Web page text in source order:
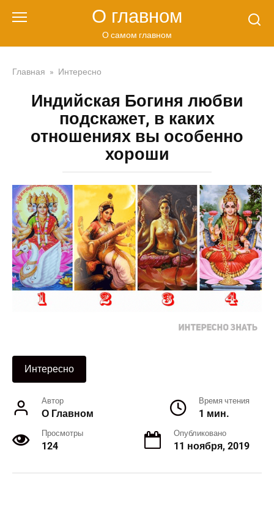
О главном
О самом главном
Главная » Интересно
Индийская Богиня любви
подскажет, в каких
отношениях вы особенно
хороши
Интересно
Автор
О Главном
Время чтения
1 мин.
Просмотры
124
Опубликовано
11 ноября, 2019